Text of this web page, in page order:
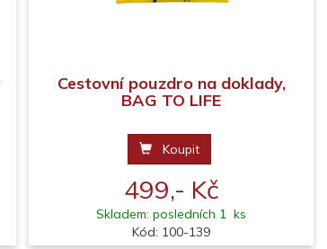
Cestovní pouzdro na doklady,
BAG TO LIFE
Koupit
499,- Kč
Skladem: posledních 1 ks
Kód: 100-139